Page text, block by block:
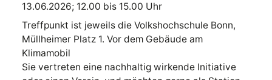
13.06.2026; 12.00 bis 15.00 Uhr
Treffpunkt ist jeweils die Volkshochschule Bonn,
Müllheimer Platz 1. Vor dem Gebäude am
Klimamobil
Sie vertreten eine nachhaltig wirkende Initiative